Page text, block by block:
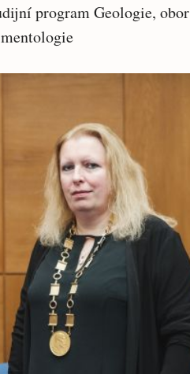
program Geologie, obor